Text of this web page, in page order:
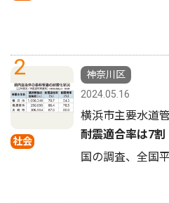
2
社会
神奈川区
2024.05.16
横浜市主要水道管
耐震適合率は7割
国の調査、全国